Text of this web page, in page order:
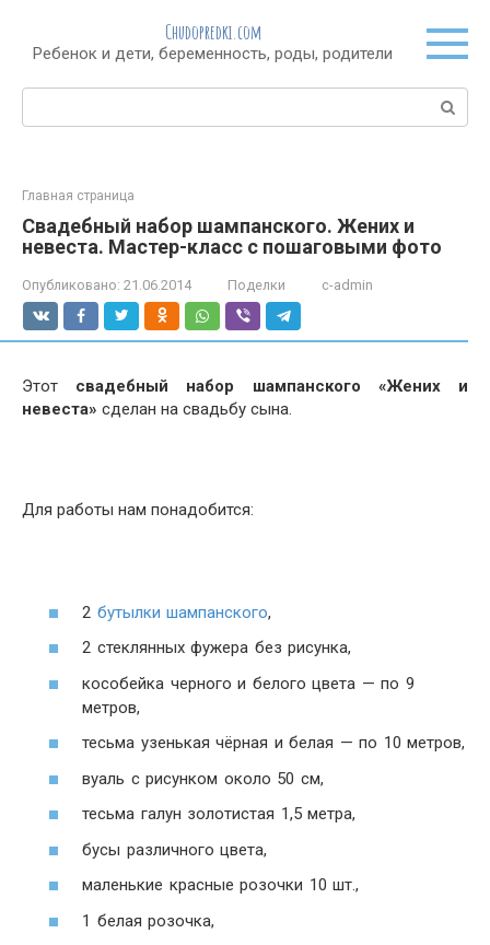
контенту
Chudopredki.com
Ребенок и дети, беременность, роды, родители
Поиск:
Главная страница
Свадебный набор шампанского. Жених и
невеста. Мастер-класс с пошаговыми фото
Опубликовано: 21.06.2014 Поделки c-admin
Этот свадебный набор шампанского «Жених и
невеста» сделан на свадьбу сына.
Для работы нам понадобится:
2 бутылки шампанского,
2 стеклянных фужера без рисунка,
кособейка черного и белого цвета — по 9
метров,
тесьма узенькая чёрная и белая — по 10 метров,
вуаль с рисунком около 50 см,
тесьма галун золотистая 1,5 метра,
бусы различного цвета,
маленькие красные розочки 10 шт.,
1 белая розочка,